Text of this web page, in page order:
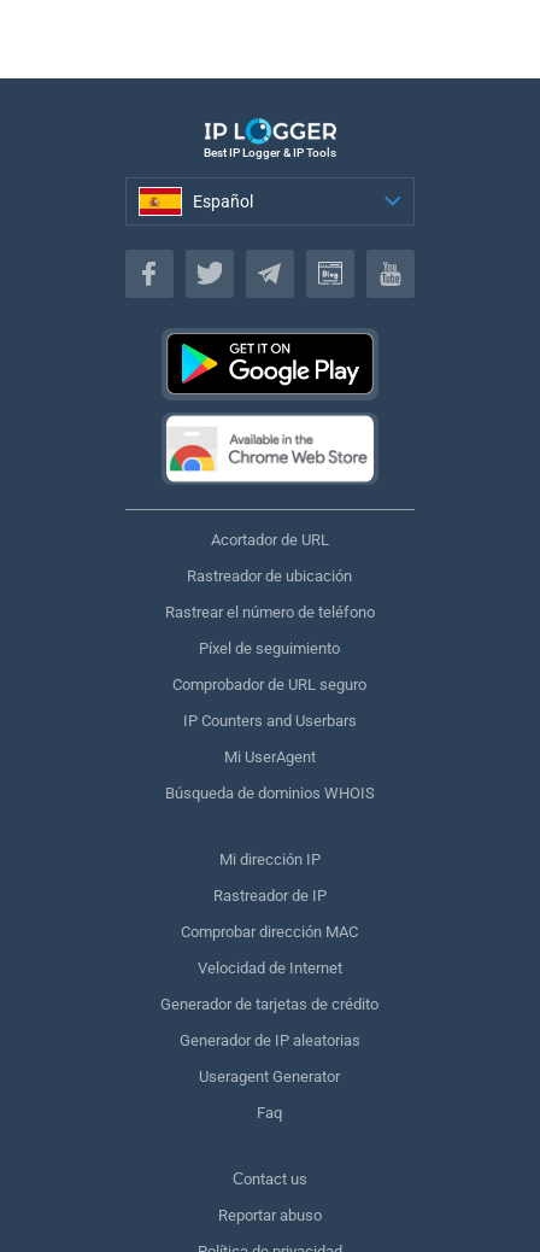
Best IP Logger & IP Tools
Español
Español
Acortador de URL
Rastreador de ubicación
Rastrear el número de teléfono
Píxel de seguimiento
Comprobador de URL seguro
IP Counters and Userbars
Mi UserAgent
Búsqueda de dominios WHOIS
Mi dirección IP
Rastreador de IP
Comprobar dirección MAC
Velocidad de Internet
Generador de tarjetas de crédito
Generador de IP aleatorias
Useragent Generator
Faq
Сontact us
Reportar abuso